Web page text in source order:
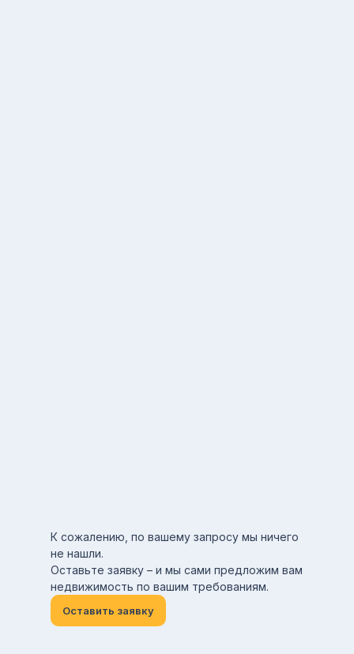
К сожалению, по вашему запросу мы ничего
не нашли.
Оставьте заявку – и мы сами предложим вам
недвижимость по вашим требованиям.
Оставить заявку